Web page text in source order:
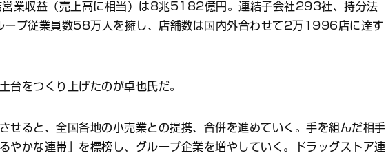
業収益（売上高に相当）は8兆5182億円。連結子会社293社、持分法
ープ従業員数58万人を擁し、店舗数は国内外合わせて2万1996店に達す
台をつくり上げたのが卓也氏だ。
せると、全国各地の小売業との提携、合併を進めていく。手を組んだ相手
やかな連帯」を標榜し、グループ企業を増やしていく。ドラッグストア連